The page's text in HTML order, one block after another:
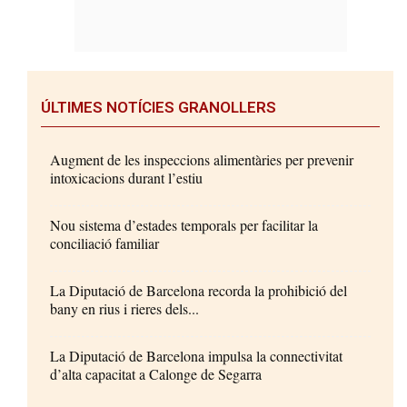
ÚLTIMES NOTÍCIES GRANOLLERS
Augment de les inspeccions alimentàries per prevenir
intoxicacions durant l’estiu
Nou sistema d’estades temporals per facilitar la
conciliació familiar
La Diputació de Barcelona recorda la prohibició del
bany en rius i rieres dels...
La Diputació de Barcelona impulsa la connectivitat
d’alta capacitat a Calonge de Segarra